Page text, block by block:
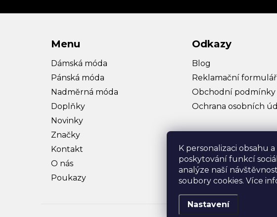
K personalizaci obsahu
poskytování funkcí
analýze naší
soubory cookies. Více
Nastavení
Menu
Dámská móda
Pánská móda
Nadměrná móda
Doplňky
Novinky
Značky
Kontakt
O nás
Poukazy
Odkazy
Blog
Reklamační formulář
Obchodní podmínky
Ochrana osobních